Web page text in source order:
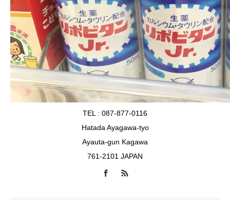
TEL : 087-877-0116
Hatada Ayagawa-tyo
Ayauta-gun Kagawa
761-2101 JAPAN